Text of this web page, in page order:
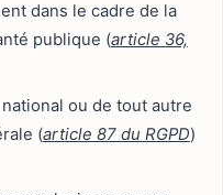
dans le cadre de la
publique (article 36,
national ou de tout autre
(article 87 du RGPD)